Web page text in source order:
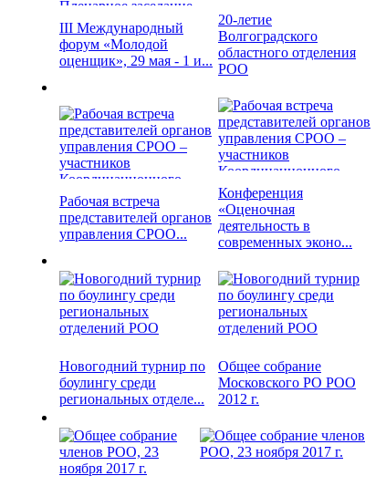
III Международный
форум «Молодой
оценщик», 29 мая - 1 и...
20-летие
Волгоградского
областного отделения
РОО
Рабочая встреча
представителей органов
управления СРОО...
Конференция
«Оценочная
деятельность в
современных эконо...
Новогодний турнир по
боулингу среди
региональных отделе...
Общее собрание
Московского РО РОО
2012 г.